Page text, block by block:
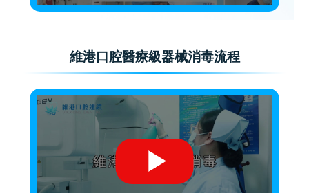
維港口腔醫療級器械消毒流程